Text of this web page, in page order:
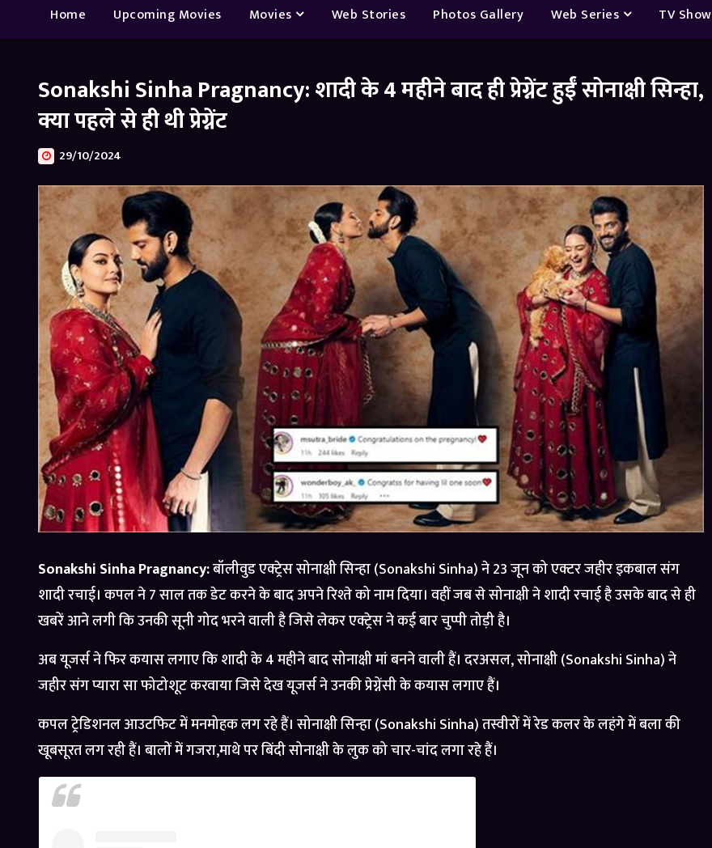
Home Upcoming Movies Movies Web Stories Photos Gallery Web Series TV Show
Sonakshi Sinha Pragnancy: शादी के 4 महीने बाद ही प्रेग्नेंट हुईं सोनाक्षी सिन्हा,
क्या पहले से ही थी प्रेग्नेंट
29/10/2024
Sonakshi Sinha Pragnancy:बॉलीवुड एक्ट्रेस सोनाक्षी सिन्हा (Sonakshi Sinha) ने 23 जून को एक्टर जहीर इकबाल संग
शादी रचाई। कपल ने 7 साल तक डेट करने के बाद अपने रिश्ते को नाम दिया। वहीं जब से सोनाक्षी ने शादी रचाई है उसके बाद से ही
खबरें आने लगी कि उनकी सूनी गोद भरने वाली है जिसे लेकर एक्ट्रेस ने कई बार चुप्पी तोड़ी है।
अब यूजर्स ने फिर कयास लगाए कि शादी के 4 महीने बाद सोनाक्षी मां बनने वाली हैं। दरअसल, सोनाक्षी (Sonakshi Sinha) ने
जहीर संग प्यारा सा फोटोशूट करवाया जिसे देख यूजर्स ने उनकी प्रेग्नेंसी के कयास लगाए हैं।
कपल ट्रेडिशनल आउटफिट में मनमोहक लग रहे हैं। सोनाक्षी सिन्हा (Sonakshi Sinha) तस्वीरों में रेड कलर के लहंगे में बला की
खूबसूरत लग रही हैं। बालों में गजरा,माथे पर बिंदी सोनाक्षी के लुक को चार-चांद लगा रहे हैं।